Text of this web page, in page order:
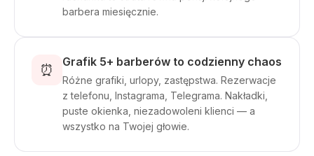
barbera miesięcznie.
⏰ Grafik 5+ barberów to codzienny chaos
Różne grafiki, urlopy, zastępstwa. Rezerwacje
z telefonu, Instagrama, Telegrama. Nakładki,
puste okienka, niezadowoleni klienci — a
wszystko na Twojej głowie.